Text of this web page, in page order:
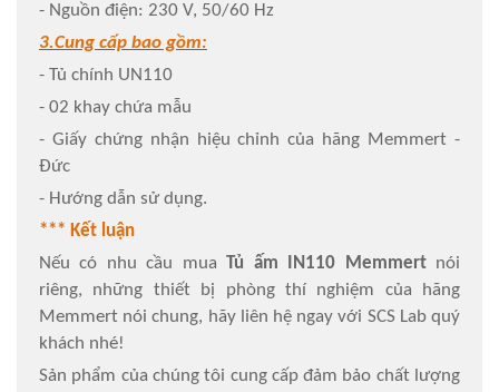
- Nguồn điện: 230 V, 50/60 Hz
3.Cung cấp bao gồm:
- Tủ chính UN110
- 02 khay chứa mẫu
- Giấy chứng nhận hiệu chỉnh của hãng Memmert -
Đức
- Hướng dẫn sử dụng.
*** Kết luận
Nếu có nhu cầu muaTủ ấm IN110 Memmert nói
riêng, những thiết bị phòng thí nghiệm của hãng
Memmert nói chung, hãy liên hệ ngay với SCS Lab quý
khách nhé!
Sản phẩm của chúng tôi cung cấp đảm bảo chất lượng